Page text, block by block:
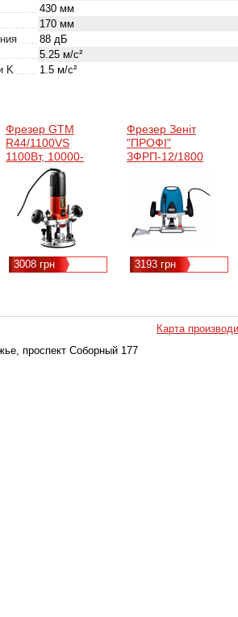
430 мм
170 мм
88 дБ
5.25 м/с²
K
1.5 м/с²
Фрезер GTM
R44/1100VS
1100Вт, 10000-
25500об/мин,
цанга 6/8мм
(R44/1100VS)
3008 грн
Фрезер Зеніт
"ПРОФІ"
ЗФРП-12/1800
3193 грн
Карта
проспект Соборный 177